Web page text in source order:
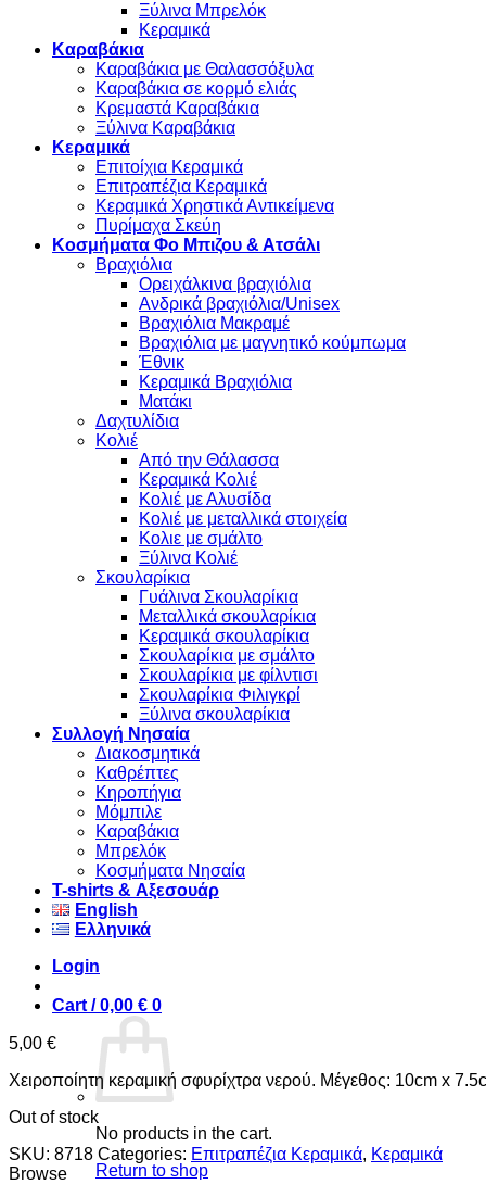
Ξύλινα Μπρελόκ
Κεραμικά
Καραβάκια
Καραβάκια με Θαλασσόξυλα
Καραβάκια σε κορμό ελιάς
Κρεμαστά Καραβάκια
Ξύλινα Καραβάκια
Κεραμικά
Επιτοίχια Κεραμικά
Επιτραπέζια Κεραμικά
Κεραμικά Χρηστικά Αντικείμενα
Πυρίμαχα Σκεύη
Κοσμήματα Φο Μπιζου & Ατσάλι
Βραχιόλια
Oρειχάλκινα βραχιόλια
Ανδρικά βραχιόλια/Unisex
Βραχιόλια Μακραμέ
Βραχιόλια με μαγνητικό κούμπωμα
Έθνικ
Κεραμικά Βραχιόλια
Ματάκι
Δαχτυλίδια
Κολιέ
Από την Θάλασσα
Κεραμικά Κολιέ
Κολιέ με Αλυσίδα
Κολιέ με μεταλλικά στοιχεία
Κολιε με σμάλτο
Ξύλινα Κολιέ
Σκουλαρίκια
Γυάλινα Σκουλαρίκια
Μεταλλικά σκουλαρίκια
Κεραμικά σκουλαρίκια
Σκουλαρίκια με σμάλτο
Σκουλαρίκια με φίλντισι
Σκουλαρίκια Φιλιγκρί
Ξύλινα σκουλαρίκια
Συλλογή Νησαία
Διακοσμητικά
Καθρέπτες
Κηροπήγια
Μόμπιλε
Καραβάκια
Μπρελόκ
Κοσμήματα Νησαία
Τ-shirts & Αξεσουάρ
English
Ελληνικά
Login
Cart /0,00 € 0
No products in the cart.
Return to shop
5,00 €
Χειροποίητη κεραμική σφυρίχτρα νερού. Μέγεθος: 10cm x
Out of stock
SKU: 8718 Categories: Επιτραπέζια Κεραμικά, Κεραμικά
Browse